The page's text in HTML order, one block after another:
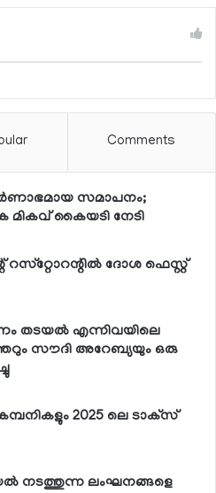
Comments
സമാപനം;
കൈയടി നേടി
ദോശ ഫെസ്റ്റ്
തടയല്‍ എന്നിവയിലെ
സൗദി അറേബ്യയും ഒരു
2025 ലെ ടാക്‌സ്
നടത്തുന്ന ലംഘനങ്ങളെ